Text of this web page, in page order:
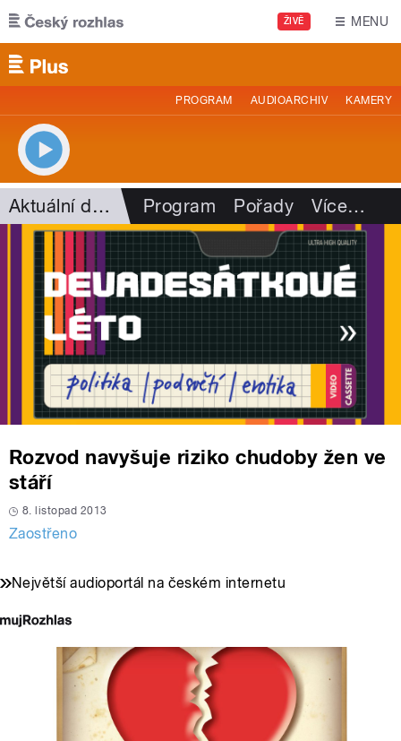
Přejít k hlavnímu obsahu
ŽIVĚ MENU
PROGRAM AUDIOARCHIV KAMERY
Aktuální dění Program Pořady Více…
Rozvod navyšuje riziko chudoby žen ve
stáří
8. listopad 2013
Zaostřeno
Největší audioportál na českém internetu